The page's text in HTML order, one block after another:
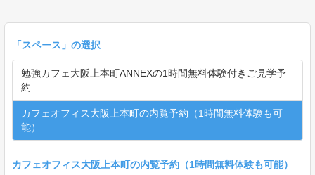
「スペース 」の選択
勉強カフェ大阪上本町ANNEXの1時間無料体験付きご見学予
約
カフェオフィス大阪上本町の内覧予約（1時間無料体験も可
能）
カフェオフィス大阪上本町の内覧予約（1時間無料体験も可能）